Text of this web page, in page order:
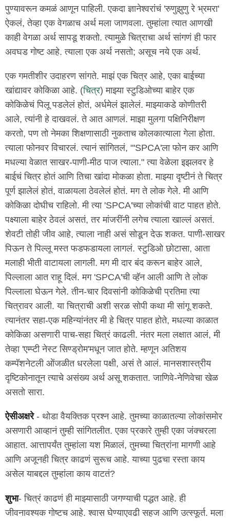
पुण्यावरून कमळं आणून पाहिली. एकदा ज्ञानेश्वरांचं 'रुणुझुणु रे भ्रमरा'
ऐकलं, तेव्हा एक वेगळाच अर्थ मला जाणवला. तुम्हांला त्यात आणखी
काही वेगळा अर्थ सापडू शकतो. त्यामुळे चित्राचा अर्थ सांगणं ही फार
अवघड गोष्ट आहे. त्याला एक अर्थ नसतो; असूच नये एक अर्थ.
एक गमतीशीर उदाहरण सांगते. माझं एक चित्र आहे, एका बाईच्या
खांद्यावर कोकिळा आहे. (चित्र) माझ्या स्टुडिओच्या बाहेर एक
कोकिळेचं पिलू पडलेलं होतं, अर्धमेलं झालेलं. माझ्याकडे कोणीतरी
आले, त्यांनी हे दाखवलं. ते आत आणलं. माझा मुलगा पक्षिनिरीक्षण
करतो, पण तो नेमका शिक्षणासाठी नुकताच कोलकात्याला गेला होता.
त्याला फोनवर विचारलं. त्यानं सांगितलं, "'SPCA'ला फोन कर आणि
मधल्या वेळात साखर-पाणी-मीठ पाज त्याला." त्या वेळेला इझलवर हे
बाईचं चित्र होतं आणि तिचा खांदा मोकळा होता. माझ्या दृष्टीनं ते चित्र
पूर्ण झालेलं होतं, वाळायला ठेवलेलं होतं. मग ते लोक गेले. मी आणि
कोकिळा दोघीच राहिलो. मी त्या 'SPCA'च्या लोकांची वाट पाहत होते.
पक्ष्याला बाहेर ठेवलं असतं, तर मांजरींनी लगेच त्याला खाल्लं असतं.
शेवटी तोही जीव आहे, त्याला नाही असं सोडून देऊ शकत. पाणी-साखर
पिऊन ते पिल्लू मस्त फडफडायला लागलं. स्टुडिओ छोटासा, आता
मलाही भीती वाटायला लागली. मग मी दार बंद करून बाहेर आले,
पिल्लाला आत राहू दिलं. मग 'SPCA'ची व्हॅन आली आणि ते लोक
पिल्लाला घेऊन गेले. तीन-चार दिवसांनी कोकिळेची प्रतिमा त्या
चित्रावर आली. या चित्राची अशी सरळ सोपी कथा मी सांगू शकते.
त्यानंतर सहा-एक महिन्यांनंतर मी हे चित्र पाहत होते, मधल्या काळात
कोकिळा असणारी पाच-सहा चित्रं काढली. नंतर मला लक्षात आलं, मी
तेव्हा 'एम्प्टी नेस्ट सिण्ड्रोम'मधून जात होते. म्हणून अतिशय
कम्पॅशनेटली ओंजळीत धरलेला पक्षी, असं ते आलं. मानसशास्त्रीय
दृष्टिकोनातून त्याचे असंख्य अर्थ असू शकतात. जाणिवे-नेणिवेचा खेळ
असतो सारा.
ऐसीअक्षरे- थोडा वैयक्तिक प्रश्न आहे. तुमच्या काळातल्या लोकांसमोर
असणारी आव्हानं तुम्ही सांगितलीत. एका प्रकारे तुम्ही एका जंक्चरला
आहात. आत्तापर्यंत तुम्हांला यश मिळालं, तुमच्या चित्रांना मागणी आहे
आणि अजूनही चित्र काढणं सुरूच आहे. याच्या पुढचा रस्ता काय
असेल याबद्दल तुम्हांला काय वाटतं?
शुभा- चित्रं काढणं ही माझ्यासाठी जगण्याची पद्धत आहे. ही
जीवनावश्यक गोष्टच आहे. श्वास घेण्याएवढी सहज आणि उत्स्फूर्त. मला